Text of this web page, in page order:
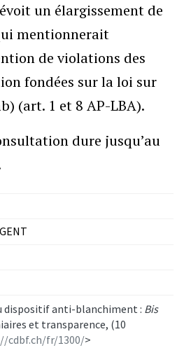
dispositif anti-blanchiment : Bis
et transparence, (10
cdbf.ch/fr/1300/>
un élargissement de
mentionnerait
de violations des
fondées sur la loi sur
(art. 1 et 8 AP-LBA).
dure jusqu’au